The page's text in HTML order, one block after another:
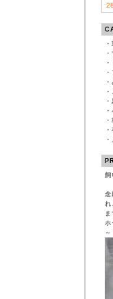
28
・
・
・
・
・
・
・
・
・
・
・
飼
念
れ
ま
ホ